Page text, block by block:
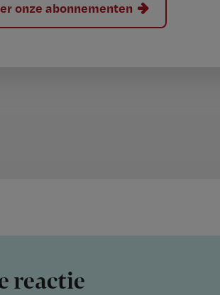
onze abonnementen
reactie